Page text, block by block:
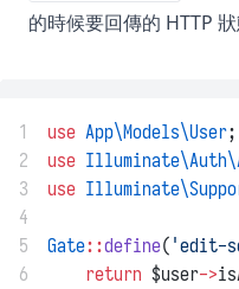
的時候要回傳的 HTTP 狀
1 use App\Models\User;
2
use
3
use
4
5
Gate::define( 'edit-
6
return $user->